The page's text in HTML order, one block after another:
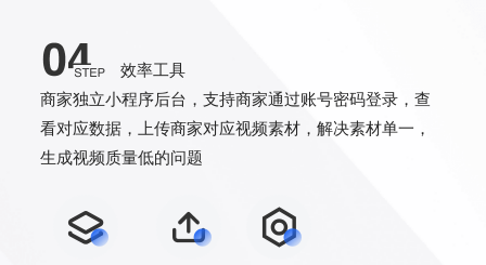
效率工具
商家独立小程序后台，支持商家通过账号密码登录，查
看对应数据，上传商家对应视频素材，解决素材单一，
生成视频质量低的问题